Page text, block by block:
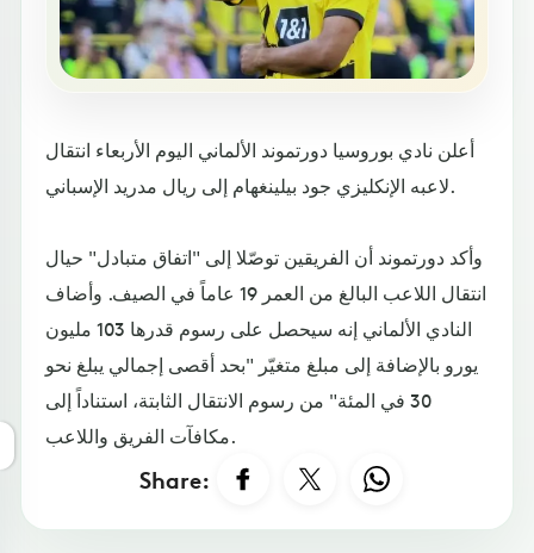
أعلن نادي بوروسيا دورتموند الألماني اليوم الأربعاء انتقال
لاعبه الإنكليزي جود بيلينغهام إلى ريال مدريد الإسباني.
وأكد دورتموند أن الفريقين توصّلا إلى "اتفاق متبادل" حيال
انتقال اللاعب البالغ من العمر 19 عاماً في الصيف. وأضاف
النادي الألماني إنه سيحصل على رسوم قدرها 103 مليون
يورو بالإضافة إلى مبلغ متغيّر "بحد أقصى إجمالي يبلغ نحو
30 في المئة" من رسوم الانتقال الثابتة، استناداً إلى
مكافآت الفريق واللاعب.
Share: